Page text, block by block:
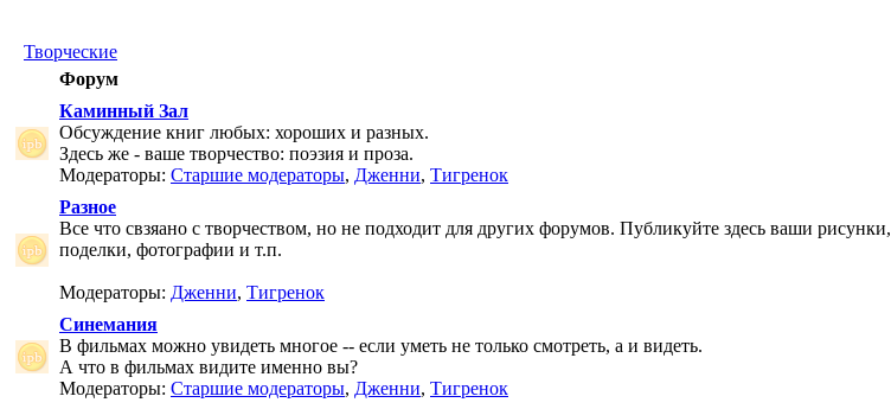
Творческие
Форум
Каминный Зал
Обсуждение книг любых: хороших и разных.
Здесь же - ваше творчество: поэзия и проза.
Модераторы: Старшие модераторы, Дженни, Тигренок
Разное
Все что свзяано с творчеством, но не подходит для других форумов. Публикуйте здесь ваши рисунки,
поделки, фотографии и т.п.
Модераторы: Дженни, Тигренок
Синемания
В фильмах можно увидеть многое -- если уметь не только смотреть, а и видеть.
А что в фильмах видите именно вы?
Модераторы: Старшие модераторы, Дженни, Тигренок